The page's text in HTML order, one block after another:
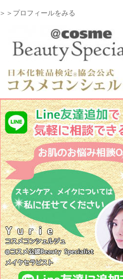
＞＞プロフィールをみる